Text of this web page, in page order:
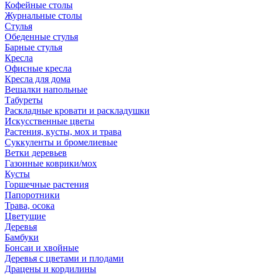
Кофейные столы
Журнальные столы
Стулья
Обеденные стулья
Барные стулья
Кресла
Офисные кресла
Кресла для дома
Вешалки напольные
Табуреты
Раскладные кровати и раскладушки
Искусственные цветы
Растения, кусты, мох и трава
Суккуленты и бромелиевые
Ветки деревьев
Газонные коврики/мох
Кусты
Горшечные растения
Папоротники
Трава, осока
Цветущие
Деревья
Бамбуки
Бонсаи и хвойные
Деревья с цветами и плодами
Драцены и кордилины